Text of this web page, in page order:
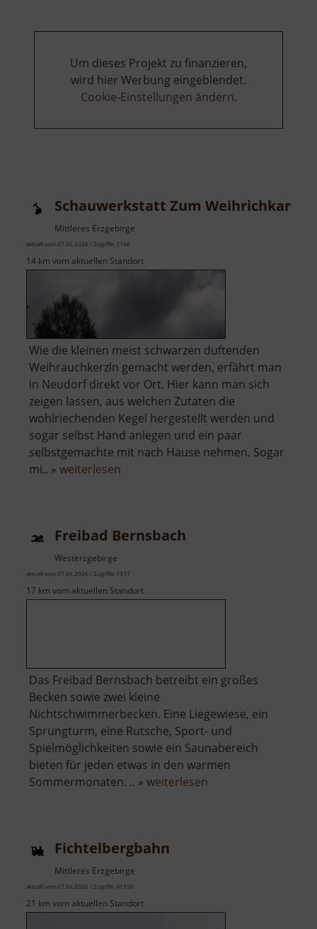
Um dieses Projekt zu finanzieren,
wird hier Werbung eingeblendet.
Cookie-Einstellungen ändern.
Schauwerkstatt Zum Weihrichkarzl
Mittleres Erzgebirge
aktuell vom 07.06.2026 / Zugriffe: 3746
14 km vom aktuellen Standort
Wie die kleinen meist schwarzen duftenden
Weihrauchkerzln gemacht werden, erfährt man
in Neudorf direkt vor Ort. Hier kann man sich
zeigen lassen, aus welchen Zutaten die
wohlriechenden Kegel hergestellt werden und
sogar selbst Hand anlegen und ein paar
selbstgemachte mit nach Hause nehmen. Sogar
mi.. » weiterlesen
Freibad Bernsbach
Westerzgebirge
aktuell vom 07.06.2026 / Zugriffe: 1337
17 km vom aktuellen Standort
Das Freibad Bernsbach betreibt ein großes
Becken sowie zwei kleine
Nichtschwimmerbecken. Eine Liegewiese, ein
Sprungturm, eine Rutsche, Sport- und
Spielmöglichkeiten sowie ein Saunabereich
bieten für jeden etwas in den warmen
Sommermonaten. .. » weiterlesen
Fichtelbergbahn
Mittleres Erzgebirge
aktuell vom 07.06.2026 / Zugriffe: 41550
21 km vom aktuellen Standort